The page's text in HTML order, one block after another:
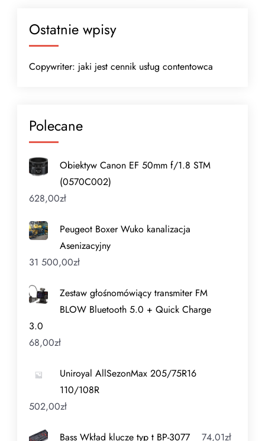
Ostatnie wpisy
Copywriter: jaki jest cennik usług contentowca
Polecane
Obiektyw Canon EF 50mm f/1.8 STM
(0570C002)
628,00zł
Peugeot Boxer Wuko kanalizacja
Asenizacyjny
31 500,00zł
Zestaw głośnomówiący transmiter FM
BLOW Bluetooth 5.0 + Quick Charge
3.0
68,00zł
Uniroyal AllSezonMax 205/75R16
110/108R
502,00zł
Bass Wkład klucze typ t BP-3077 74,01zł